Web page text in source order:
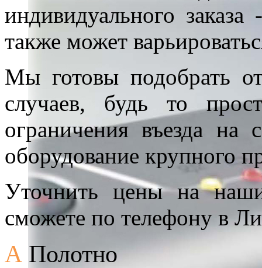
индивидуального
также может
Мы готовы подобрать
случаев, будь то
ограничения въезда на
оборудование крупного
Уточнить цены на
сможете по телефону в
А Полотно